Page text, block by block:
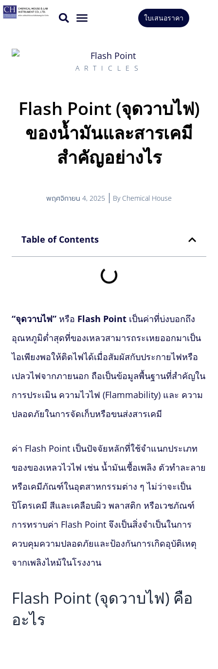
Skip
to
ใบเสนอราคา
ARTICLES
Flash Point (จุดวาบไฟ)
ของน้ำมันและสารเคมี
สำคัญอย่างไร
พฤศจิกายน 4, 2025 ByChemical House
Table of Contents
“จุดวาบไฟ” หรือ Flash Point เป็นค่าที่บ่งบอกถึง
อุณหภูมิต่ำสุดที่ของเหลวสามารถระเหยออกมาเป็น
ไอเพียงพอให้ติดไฟได้เมื่อสัมผัสกับประกายไฟหรือ
เปลวไฟจากภายนอก ถือเป็นข้อมูลพื้นฐานที่สำคัญใน
การประเมิน ความไวไฟ (Flammability) และ ความ
ปลอดภัยในการจัดเก็บหรือขนส่งสารเคมี
ค่า Flash Point เป็นปัจจัยหลักที่ใช้จำแนกประเภท
ของของเหลวไวไฟ เช่น น้ำมันเชื้อเพลิง ตัวทำละลาย
หรือเคมีภัณฑ์ในอุตสาหกรรมต่าง ๆ ไม่ว่าจะเป็น
ปิโตรเคมี สีและเคลือบผิว พลาสติก หรือเวชภัณฑ์
การทราบค่า Flash Point จึงเป็นสิ่งจำเป็นในการ
ควบคุมความปลอดภัยและป้องกันการเกิดอุบัติเหตุ
จากเพลิงไหม้ในโรงงาน
Flash Point (จุดวาบไฟ) คือ
อะไร